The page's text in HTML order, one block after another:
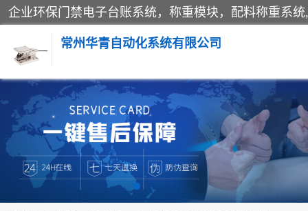
常州华青自动化系统有限公司
称重模块
手工配料系统
自动化配料系统